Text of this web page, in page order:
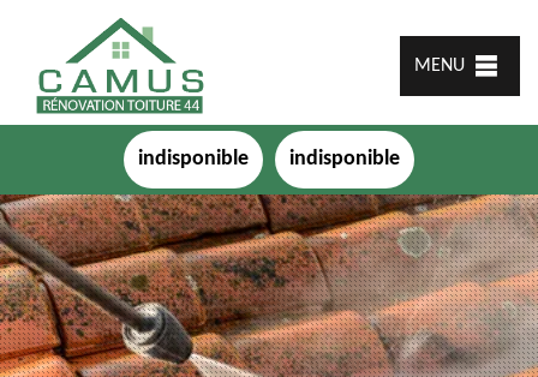
MENU
indisponible indisponible